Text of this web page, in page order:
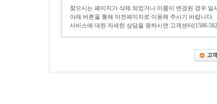
찾으시는 페이지가 삭제 되었거나 이름이 변경된 경우 일
아래 버튼을 통해 이전페이지로 이동해 주시기 바랍니다.
서비스에 대한 자세한 상담을 원하시면 고객센터(1588-